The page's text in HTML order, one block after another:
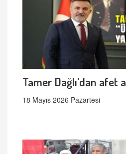
Tamer Dağlı’dan afet
18 Mayıs 2026 Pazartesi